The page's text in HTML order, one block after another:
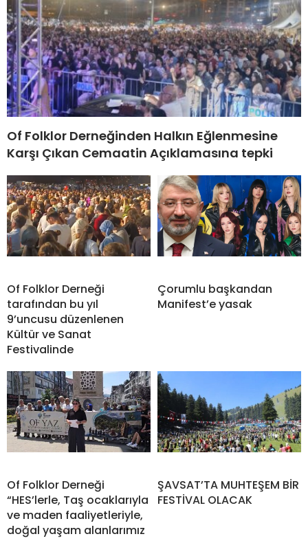
Of Folklor Derneğinden Halkın Eğlenmesine
Karşı Çıkan Cemaatin Açıklamasına tepki
Of Folklor Derneği
tarafından bu yıl
9’uncusu düzenlenen
Kültür ve Sanat
Festivalinde
Çorumlu başkandan
Manifest’e yasak
Of Folklor Derneği
“HES’lerle, Taş ocaklarıyla
ve maden faaliyetleriyle,
doğal yaşam alanlarımız
ŞAVSAT’TA MUHTEŞEM BİR
FESTİVAL OLACAK